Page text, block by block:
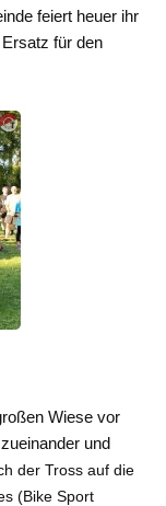
feiert heuer ihr
für den
Wiese vor
und
der Tross auf die
(Bike Sport